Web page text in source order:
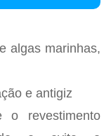
algas marinhas,
e antigiz
o revestimento